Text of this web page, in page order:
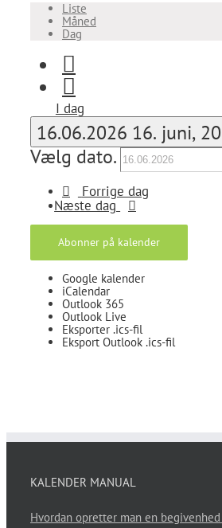
Liste
Måned
Dag
I dag
16.06.2026 16. juni,
Vælg dato.
Forrige dag
Næste dag
Abonner på kalender
Google kalender
iCalendar
Outlook 365
Outlook Live
Eksporter .ics-fil
Eksport Outlook .ics-fil
KALENDER MANUAL
Hvordan opretter man en